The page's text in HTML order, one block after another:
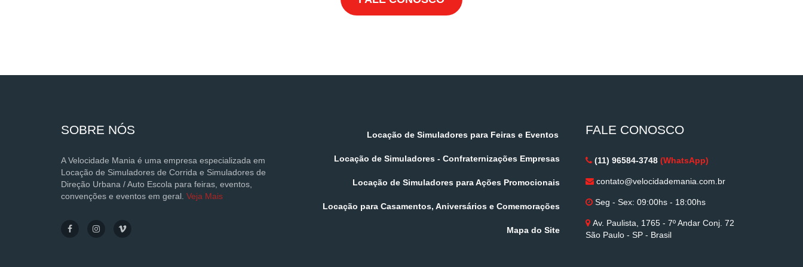
SOBRE NÓS
A Velocidade Mania é uma empresa especializada em
Locação de Simuladores de Corrida e Simuladores de
Direção Urbana / Auto Escola para feiras, eventos,
convenções e eventos em geral. Veja Mais
Locação de Simuladores para Feiras e Eventos
Locação de Simuladores - Confraternizações Empresas
Locação de Simuladores para Ações Promocionais
Locação para Casamentos, Aniversários e Comemorações
Mapa do Site
FALE CONOSCO
(11) 96584-3748 (WhatsApp)
contato@velocidademania.com.br
Seg - Sex: 09:00hs - 18:00hs
Av. Paulista, 1765 - 7º Andar Conj. 72
São Paulo - SP - Brasil